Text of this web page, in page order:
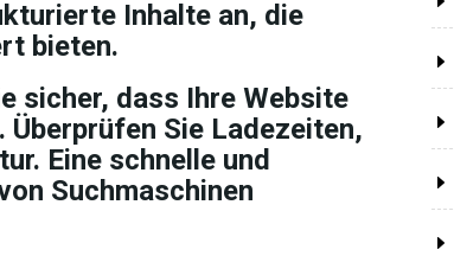
Inhalte an, die
bieten.
sicher, dass Ihre Website
Sie Ladezeiten,
Eine schnelle und
Suchmaschinen